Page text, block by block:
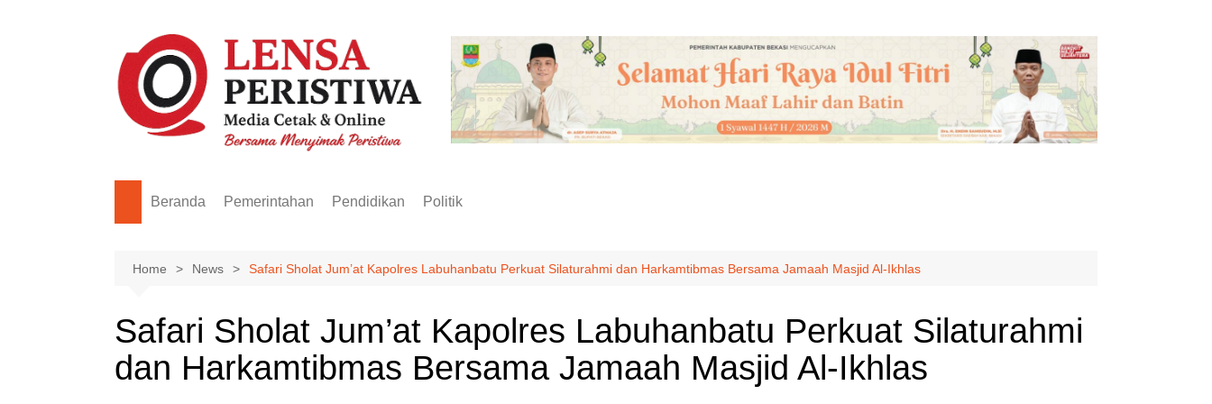
Beranda Pemerintahan Pendidikan Politik
Home News Safari Sholat Jum’at Kapolres Labuhanbatu Perkuat Silaturahmi dan Harkamtibmas Bersama Jamaah Masjid Al-Ikhlas
Safari Sholat Jum’at Kapolres Labuhanbatu Perkuat Silaturahmi
dan Harkamtibmas Bersama Jamaah Masjid Al-Ikhlas